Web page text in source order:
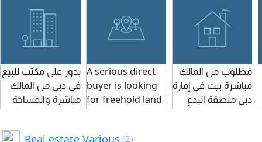
بدور على مكتب للبيع
في دبي من المالك
مباشرة والمساحة
مش كبيرة
A serious direct
buyer is looking
for freehold land
across the UAE.
مطلوب من المالك
مباشرة بيت في إمارة
دبي منطقة البدع
بسعر مناسب الرجاء
Real estate Various (2)